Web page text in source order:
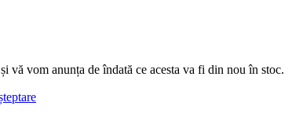
vă vom anunța de îndată ce acesta va fi din nou în stoc.